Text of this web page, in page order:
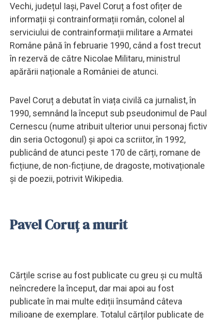
Vechi, județul Iași, Pavel Coruț a fost ofițer de
informații și contrainformații român, colonel al
serviciului de contrainformații militare a Armatei
Române până în februarie 1990, când a fost trecut
în rezervă de către Nicolae Militaru, ministrul
apărării naționale a României de atunci.
Pavel Coruț a debutat în viața civilă ca jurnalist, în
1990, semnând la început sub pseudonimul de Paul
Cernescu (nume atribuit ulterior unui personaj fictiv
din seria Octogonul) și apoi ca scriitor, în 1992,
publicând de atunci peste 170 de cărți, romane de
ficțiune, de non-ficțiune, de dragoste, motivaționale
și de poezii, potrivit Wikipedia.
Pavel Coruț a murit
Cărțile scrise au fost publicate cu greu și cu multă
neîncredere la început, dar mai apoi au fost
publicate în mai multe ediții însumând câteva
milioane de exemplare. Totalul cărților publicate de